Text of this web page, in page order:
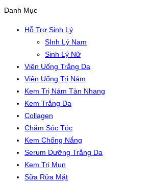
Danh Mục
Hỗ Trợ Sinh Lý
SInh Lý Nam
Sinh Lý Nữ
Viên Uống Trắng Da
Viên Uống Trị Nám
Kem Trị Nám Tàn Nhang
Kem Trắng Da
Collagen
Chăm Sóc Tóc
Kem Chống Nắng
Serum Dưỡng Trắng Da
Kem Trị Mụn
Sữa Rửa Mặt